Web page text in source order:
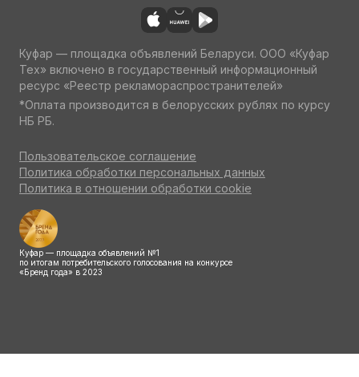
Куфар — площадка объявлений Беларуси. ООО «Куфар
Тех» включено в государственный информационный
ресурс «Реестр рекламораспространителей»
*Оплата производится в белорусских рублях по курсу
НБ РБ.
Пользовательское соглашение
Политика обработки персональных данных
Политика в отношении обработки cookie
Куфар — площадка объявлений №1
по итогам потребительского голосования на конкурсе
«Бренд года» в 2023